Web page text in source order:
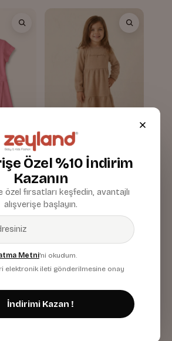
Detaylı
%25
Kız Çocuk Nakışlı Yumoş
Elbise
Bej
1.360,00 TL
Özel %10 İndirim
Kazanın
özel fırsatları keşfedin, avantajlı
alışverişe başlayın.
Metni'ni okudum.
elektronik ileti gönderilmesine onay
İndirimi Kazan !